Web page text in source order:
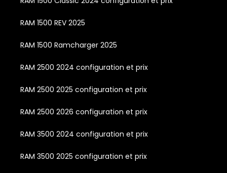
RAM 1500 REV 2025
RAM 1500 Ramcharger 2025
RAM 2500 2024 configuration et prix
RAM 2500 2025 configuration et prix
RAM 2500 2026 configuration et prix
RAM 3500 2024 configuration et prix
RAM 3500 2025 configuration et prix